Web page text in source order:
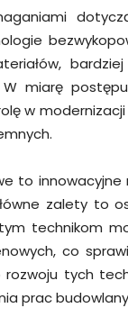
W miarę
w
to
zalety to
technikom
co
tych
prac